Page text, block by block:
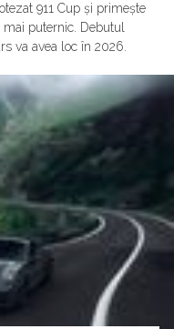
911 Cup și primește
puternic. Debutul
va avea loc în 2026.